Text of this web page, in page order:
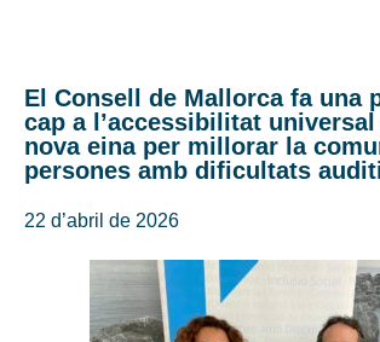
El Consell de Mallorca fa una
cap a l’accessibilitat
nova eina per millorar la
persones amb dificultats
22 d’abril de 2026